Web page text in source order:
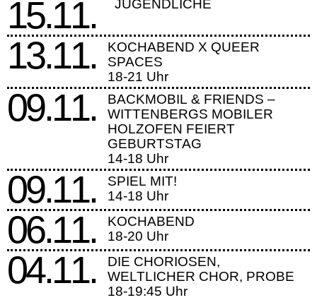
15.11. JUGENDLICHE
13.11.
KOCHABEND X QUEER
SPACES
18-21 Uhr
09.11.
BACKMOBIL & FRIENDS –
WITTENBERGS MOBILER
HOLZOFEN FEIERT
GEBURTSTAG
14-18 Uhr
09.11.
SPIEL MIT!
14-18 Uhr
06.11.
KOCHABEND
18-20 Uhr
04.11.
DIE CHORIOSEN,
WELTLICHER CHOR, PROBE
18-19:45 Uhr